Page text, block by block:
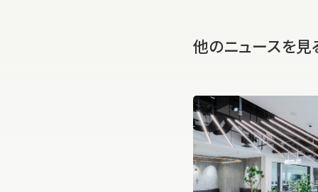
他のニュースを見